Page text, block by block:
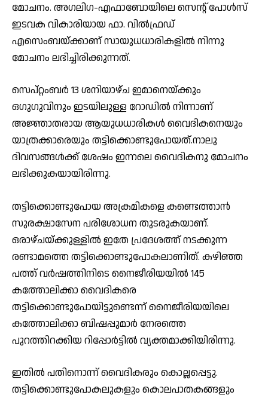
മോചനം. അഗലിഗ-എഫാബോയിലെ സെന്റ് പോൾസ്
ഇടവക വികാരിയായ ഫാ. വിൽഫ്രഡ്
എസെംബയ്ക്കാണ് സായുധധാരികളില്‍ നിന്നു
മോചനം ലഭിച്ചിരിക്കുന്നത്.
സെപ്റ്റംബർ 13 ശനിയാഴ്ച ഇമാനെയ്ക്കും
ഒഗുഗുവിനും ഇടയിലുള്ള റോഡിൽ നിന്നാണ്
അജ്ഞാതരായ ആയുധധാരികള്‍ വൈദികനെയും
യാത്രക്കാരെയും തട്ടിക്കൊണ്ടുപോയത്.നാലു
ദിവസങ്ങള്‍ക്ക് ശേഷം ഇന്നലെ വൈദികനു മോചനം
ലഭിക്കുകയായിരിന്നു.
തട്ടിക്കൊണ്ടുപോയ അക്രമികളെ കണ്ടെത്താൻ
സുരക്ഷാസേന പരിശോധന തുടരുകയാണ്.
ഒരാഴ്ചയ്ക്കുള്ളിൽ ഇതേ പ്രദേശത്ത് നടക്കുന്ന
രണ്ടാമത്തെ തട്ടിക്കൊണ്ടുപോകലാണിത്. കഴിഞ്ഞ
പത്ത് വർഷത്തിനിടെ നൈജീരിയയിൽ 145
കത്തോലിക്കാ വൈദികരെ
തട്ടിക്കൊണ്ടുപോയിട്ടുണ്ടെന്ന് നൈജീരിയയിലെ
കത്തോലിക്കാ ബിഷപ്പുമാർ നേരത്തെ
പുറത്തിറക്കിയ റിപ്പോർട്ടില്‍ വ്യക്തമാക്കിയിരിന്നു.
ഇതിൽ പതിനൊന്ന് വൈദികരും കൊല്ലപ്പെട്ടു.
തട്ടിക്കൊണ്ടുപോകലുകളും കൊലപാതകങ്ങളും